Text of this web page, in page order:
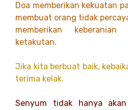
Doa memberikan kekuatan
membuat orang tidak
memberikan
ketakutan.
Jika kita berbuat baik,
terima kelak.
Senyum tidak hanya